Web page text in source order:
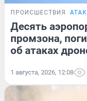
ПРОИСШЕСТВИЯ
Десять
промзона,
об атаках
1 августа, 2026, 12:08